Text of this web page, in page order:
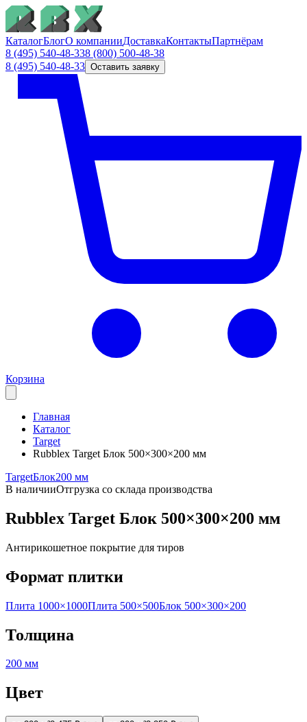
КаталогБлогО компанииДоставкаКонтактыПартнёрам
8 (495) 540-48-338 (800) 500-48-38
8 (495) 540-48-33 Оставить заявку
Корзина
Главная
Каталог
Target
Rubblex Target Блок 500×300×200 мм
TargetБлок200 мм
В наличииОтгрузка со склада производства
Rubblex Target Блок 500×300×200 мм
Антирикошетное покрытие для тиров
Формат плитки
Плита 1000×1000Плита 500×500Блок 500×300×200
Толщина
200 мм
Цвет